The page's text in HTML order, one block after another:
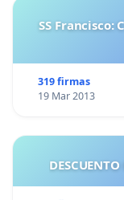
SS Francisco:
319 firmas
19 Mar 2013